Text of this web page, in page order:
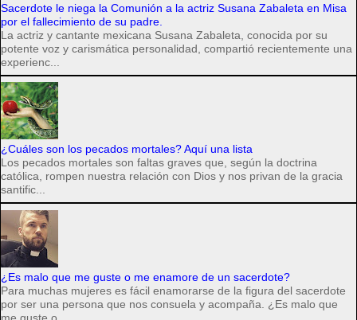
Sacerdote le niega la Comunión a la actriz Susana Zabaleta en Misa
por el fallecimiento de su padre.
La actriz y cantante mexicana Susana Zabaleta, conocida por su
potente voz y carismática personalidad, compartió recientemente una
experienc...
¿Cuáles son los pecados mortales? Aquí una lista
Los pecados mortales son faltas graves que, según la doctrina
católica, rompen nuestra relación con Dios y nos privan de la gracia
santific...
¿Es malo que me guste o me enamore de un sacerdote?
Para muchas mujeres es fácil enamorarse de la figura del sacerdote
por ser una persona que nos consuela y acompaña. ¿Es malo que
me guste o ...